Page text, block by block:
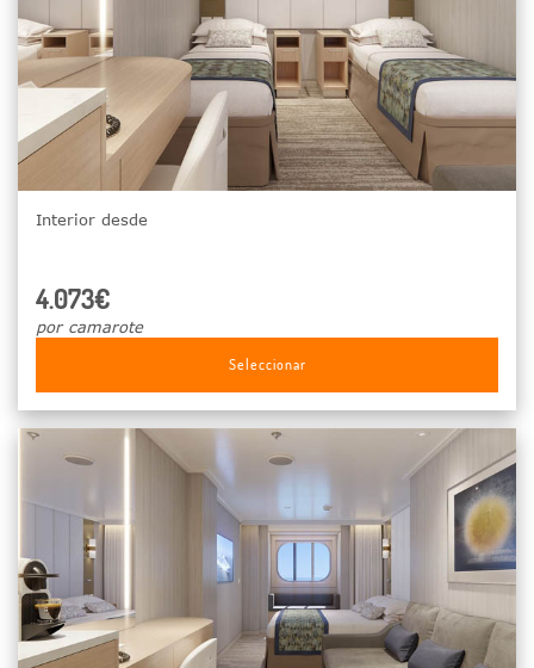
Interior desde
4.073€
por camarote
Seleccionar